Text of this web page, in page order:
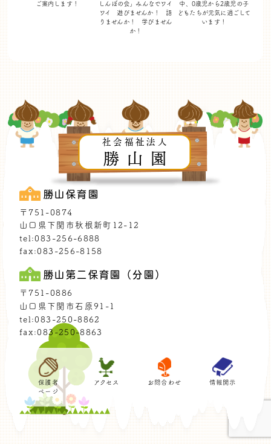
ご案内します！
しんぼの会」 みんなでワイ
ワイ 遊びませんか！
語
りませんか！ 学びません
か！
中、 0歳児から2歳児の子
どもたちが元気に過ごして
います！
社会福祉法人
勝山園
勝山保育園
〒751-0874
山口県下関市秋根新町12-12
tel:083-256-6888
fax:083-256-8158
勝山第二保育園（分園）
〒751-0886
山口県下関市石原91-1
tel:083-250-8862
fax:083-250-8863
保護者
ページ
アクセス お問合わせ 情報開示